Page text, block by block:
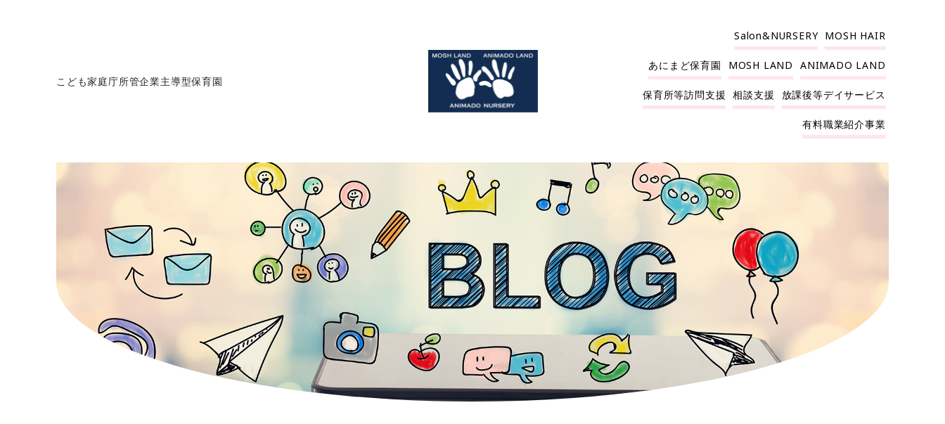
こども家庭庁所管企業主導型保育園
Salon&NURSERY MOSH HAIR
あにまど保育園 MOSH LAND ANIMADO LAND
保育所等訪問支援 相談支援 放課後等デイサービス
有料職業紹介事業